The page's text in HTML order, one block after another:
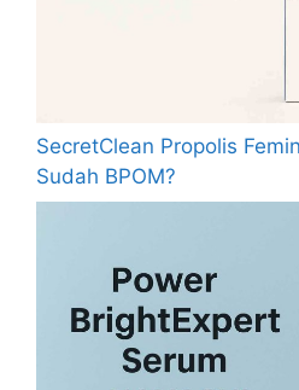
SecretClean Propolis
Sudah BPOM?